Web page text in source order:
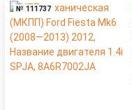
№ 111737